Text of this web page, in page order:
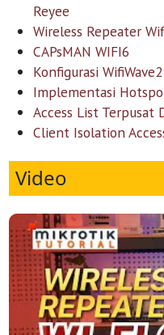
Reyee
Wireless Repeater
CAPsMAN WIFI6
Konfigurasi
Implementasi
Access List Terpusat
Client Isolation
Video